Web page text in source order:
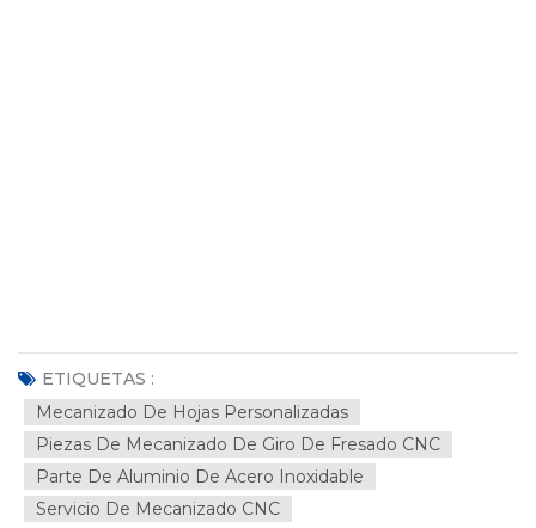
ETIQUETAS :
Mecanizado De Hojas Personalizadas
Piezas De Mecanizado De Giro De Fresado CNC
Parte De Aluminio De Acero Inoxidable
Servicio De Mecanizado CNC